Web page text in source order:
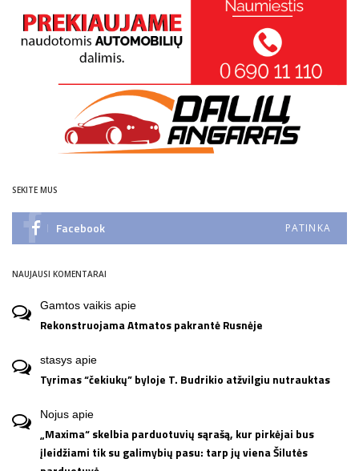
SEKITE MUS
Facebook PATINKA
NAUJAUSI KOMENTARAI
Gamtos vaikis apie
Rekonstruojama Atmatos pakrantė Rusnėje
stasys apie
Tyrimas “čekiukų” byloje T. Budrikio atžvilgiu nutrauktas
Nojus apie
„Maxima“ skelbia parduotuvių sąrašą, kur pirkėjai bus
įleidžiami tik su galimybių pasu: tarp jų viena Šilutės